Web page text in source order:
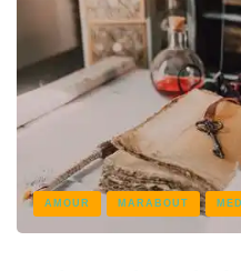
AMOUR MARABOUT